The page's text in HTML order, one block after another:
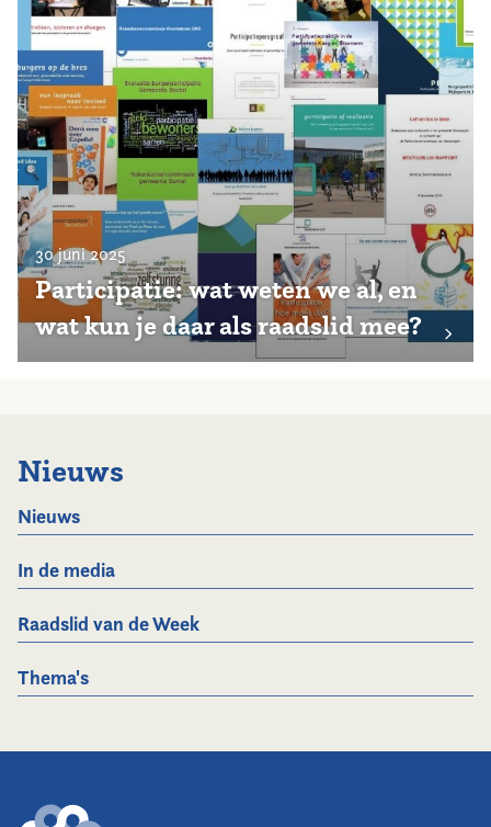
30 juni 2025
Participatie: wat weten we al, en
wat kun je daar als raadslid mee?
Nieuws
Nieuws
In de media
Raadslid van de Week
Thema's